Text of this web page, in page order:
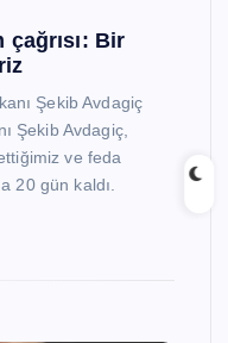
Bir
Şekib Avdagiç
Şekib Avdagiç,
ve feda
20 gün kaldı.